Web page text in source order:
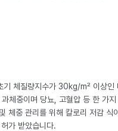
기 체질량지수가 30kg/m² 이상인
중이며 당뇨, 고혈압 등 한 가지
체중 관리를 위해 칼로리 저감 식
가 받았습니다.